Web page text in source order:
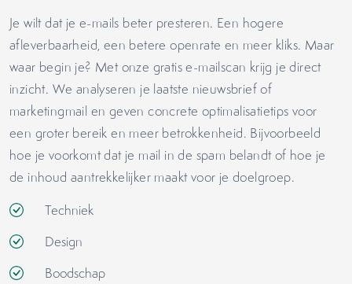
Je wilt dat je e-mails beter presteren. Een hogere
afleverbaarheid, een betere openrate en meer kliks. Maar
waar begin je? Met onze gratis e-mailscan krijg je direct
inzicht. We analyseren je laatste nieuwsbrief of
marketingmail en geven concrete optimalisatietips voor
een groter bereik en meer betrokkenheid. Bijvoorbeeld
hoe je voorkomt dat je mail in de spam belandt of hoe je
de inhoud aantrekkelijker maakt voor je doelgroep.
Techniek
Design
Boodschap